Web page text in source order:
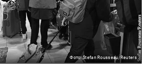
Фото: Stefan Rousseau/Reuters